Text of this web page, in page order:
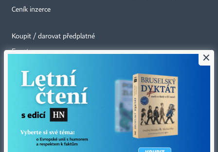
Ceník inzerce
Koupit / darovat předplatné
Eventy
RSS kanály
Autorská práva vykonává vydavatel. Bez písemného svolení vydavatele je
zakázáno jakékoli užití částí nebo celku díla, zejména rozmnožování a šíření
jakýmkoli způsobem, mechanickým nebo elektronickým, v českém nebo
jiném jazyce. Bez souhlasu vydavatele je zakázáno též rozmnožování
×